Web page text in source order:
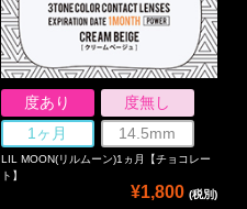
度あり
度無し
1ヶ月
14.5mm
LIL MOON(リルムーン)1ヵ月【チョコレー
ト】
¥1,800 (税別)